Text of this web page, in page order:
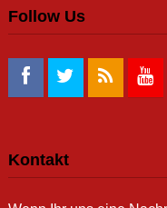
Follow Us
Kontakt